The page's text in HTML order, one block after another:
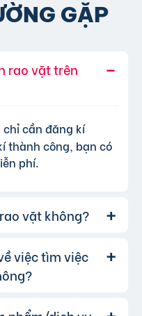
GẶP
rao vặt trên
cần đăng kí
thành công, bạn có
phí.
vặt không?
gói đăng tin miễn
Tuy nhiên, để
được ưu tiên hiển
gói dịch vụ nâng
việc tìm việc